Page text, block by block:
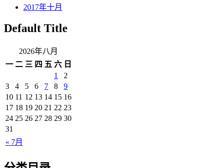
2017年十月
Default Title
2026年八月
一 二 三 四 五 六 日
« 7月
1
2
3
4 5 6 7 8
9
10 11 12 13 14 15 16
17 18 19 20 21 22 23
24 25 26 27 28 29 30
31